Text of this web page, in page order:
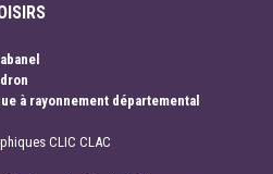
à rayonnement départemental
CLIC CLAC